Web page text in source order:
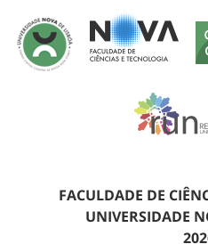
FACULDADE DE
UNIVERSIDADE